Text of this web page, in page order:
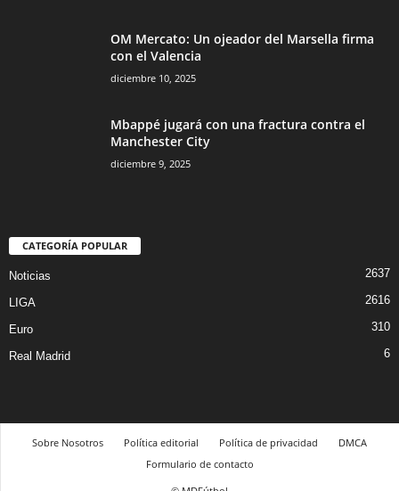
OM Mercato: Un ojeador del Marsella firma
con el Valencia
diciembre 10, 2025
Mbappé jugará con una fractura contra el
Manchester City
diciembre 9, 2025
CATEGORÍA POPULAR
Noticias 2637
LIGA 2616
Euro 310
Real Madrid 6
Sobre Nosotros Política editorial Política de privacidad
DMCA
Formulario de contacto